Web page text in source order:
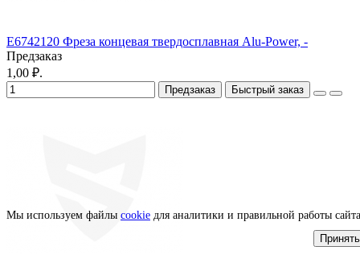
E6742120 Фреза концевая твердосплавная Alu-Power, -
Предзаказ
1,00 ₽.
Предзаказ Быстрый заказ
Мы используем файлы cookie для аналитики и правильной работы сайта
Принять